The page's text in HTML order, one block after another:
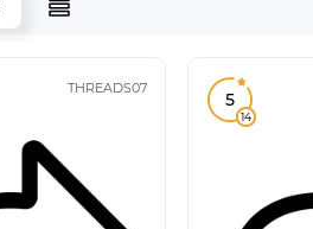
THREADS07
5
14